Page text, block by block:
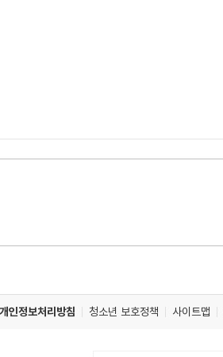
개인정보처리방침 청소년 보호정책 사이트맵